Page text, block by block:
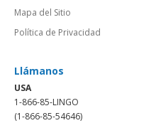
Mapa del Sitio
Política de Privacidad
Llámanos
USA
1-866-85-LINGO
(1-866-85-54646)